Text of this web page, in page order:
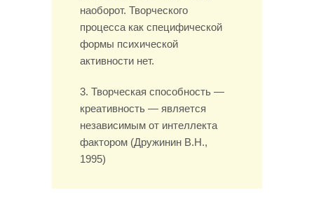
наоборот. Творческого
процесса как специфической
формы психической
активности нет.
3. Творческая способность —
креативность — является
независимым от интеллекта
фактором (Дружинин В.Н.,
1995)